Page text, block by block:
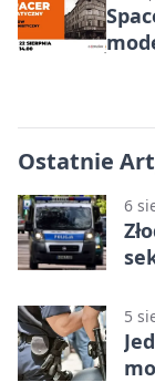
Ostatnie
6
5